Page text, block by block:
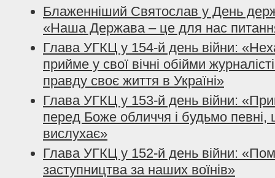
Блаженніший Святослав у День
«Наша Держава – це для нас
Глава УГКЦ у 154-й день війни:
прийме у свої вічні обійми
правду своє життя в Україні»
Глава УГКЦ у 153-й день війни:
перед Боже обличчя і будьмо певні,
вислухає»
Глава УГКЦ у 152-й день війни:
заступництва за наших воїнів»